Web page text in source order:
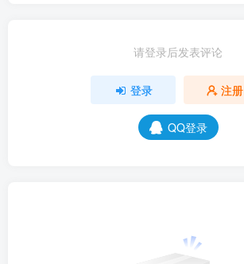
请登录后发表评论
登录 注册
QQ登录